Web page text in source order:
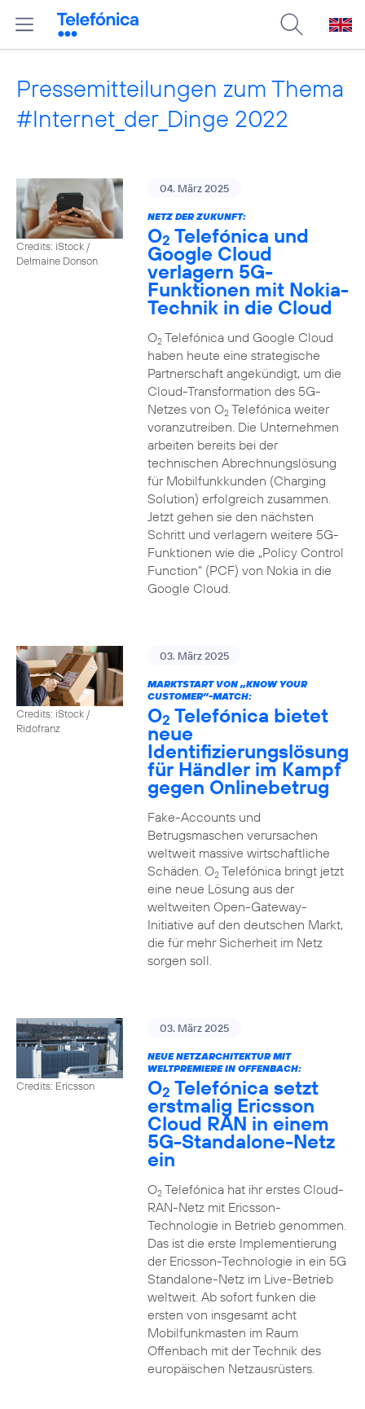
Pressemitteilungen zum Thema
#Internet_der_Dinge 2022
Credits: iStock /
Delmaine Donson
04. März 2025
NETZ DER ZUKUNFT:
O2 Telefónica und
Google Cloud
verlagern 5G-
Funktionen mit Nokia-
Technik in die Cloud
O2Telefónica und Google Cloud
haben heute eine strategische
Partnerschaft angekündigt, um die
Cloud-Transformation des 5G-
Netzes von O2Telefónica weiter
voranzutreiben. Die Unternehmen
arbeiten bereits bei der
technischen Abrechnungslösung
für Mobilfunkkunden (Charging
Solution) erfolgreich zusammen.
Jetzt gehen sie den nächsten
Schritt und verlagern weitere 5G-
Funktionen wie die „Policy Control
Function“ (PCF) von Nokia in die
Google Cloud.
Credits: iStock /
Ridofranz
03. März 2025
MARKTSTART VON „KNOW YOUR
CUSTOMER”-MATCH:
O2 Telefónica bietet
neue
Identifizierungslösung
für Händler im Kampf
gegen Onlinebetrug
Fake-Accounts und
Betrugsmaschen verursachen
weltweit massive wirtschaftliche
Schäden. O2Telefónica bringt jetzt
eine neue Lösung aus der
weltweiten Open-Gateway-
Initiative auf den deutschen Markt,
die für mehr Sicherheit im Netz
sorgen soll.
Credits: Ericsson
03. März 2025
NEUE NETZARCHITEKTUR MIT
WELTPREMIERE IN OFFENBACH:
O2 Telefónica setzt
erstmalig Ericsson
Cloud RAN in einem
5G-Standalone-Netz
ein
O2Telefónica hat ihr erstes Cloud-
RAN-Netz mit Ericsson-
Technologie in Betrieb genommen.
Das ist die erste Implementierung
der Ericsson-Technologie in ein 5G
Standalone-Netz im Live-Betrieb
weltweit. Ab sofort funken die
ersten von insgesamt acht
Mobilfunkmasten im Raum
Offenbach mit der Technik des
europäischen Netzausrüsters.